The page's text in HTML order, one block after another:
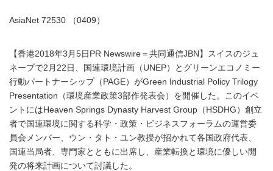
AsiaNet 72530 （0409）
【香港2018年3月5日PR Newswire＝共同通信JBN】スイスのジュ
ネーブで2月22日、国連環境計画（UNEP）とグリーンエコノミー
行動パートナーシップ（PAGE）がGreen Industrial Policy Trilogy
Presentation（環境産業政策3部作発表会）を開催した。このイベ
ントにはHeaven Springs Dynasty Harvest Group（HSDHG）創立
者で国連環境に関する科学・政策・ビジネスフォーラムの運営委
員会メンバー、ウン・タト・ユン教授が招かれて各国政府代表、
国連当局者、専門家とともに出席し、産業転換と環境に優しい開
発の将来計画について討議した。